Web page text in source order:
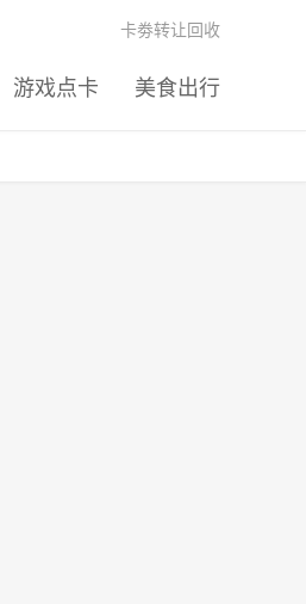
游戏点卡 美食出行
卡劵转让回收